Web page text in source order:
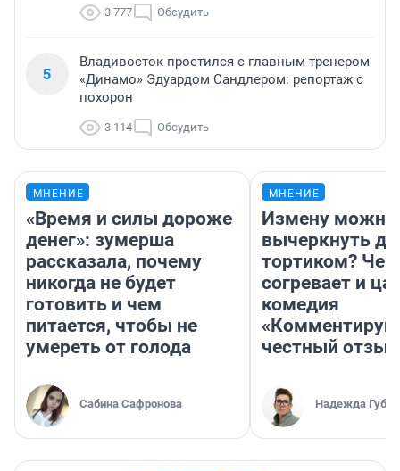
3 777 Обсудить
5
Владивосток простился с главным тренером
«Динамо» Эдуардом Сандлером: репортаж с
похорон
3 114 Обсудить
МНЕНИЕ
«Время и силы дороже
денег»: зумерша
рассказала, почему
никогда не будет
готовить и чем
питается, чтобы не
умереть от голода
Сабина Сафронова
МНЕНИЕ
Измену можно
вычеркнуть
тортиком? Чем
согревает и
комедия
«Комментируй
честный отзыв
Надежда